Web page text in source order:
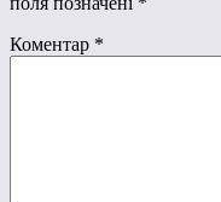
Коментар *